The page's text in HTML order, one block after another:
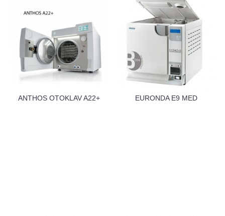
ANTHOS OTOKLAV A22+ EURONDA E9 MED